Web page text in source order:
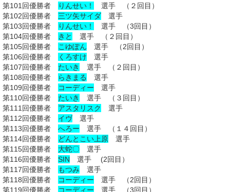
第101回優勝者
りんせい！
選手 （２回目）
第102回優勝者 三ツ矢サイダ 選手
第103回優勝者
りんせい！
選手 （3回目）
第104回優勝者
きと
選手 （２回目）
第105回優勝者
こゆぽん 選手 （2回目）
第106回優勝者
くろすけ 選手
第107回優勝者 たいき
選手 （２回目）
第108回優勝者
らきまる
選手
第109回優勝者
コーディー 選手
第110回優勝者 たいき
選手 （３回目）
第111回優勝者 アスタリスク
選手
第112回優勝者 イヴ 選手
第113回優勝者 へろー 選手 （１４回目）
第114回優勝者
どんとこい上原 選手
第115回優勝者 大蛇〇 選手
第116回優勝者 SIN 選手 (2回目）
第117回優勝者
もつみ 選手
第118回優勝者
コーディー 選手 （2回目）
第119回優勝者
コーディー 選手 （3回目）